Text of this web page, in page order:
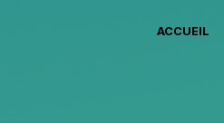
ACCUEIL